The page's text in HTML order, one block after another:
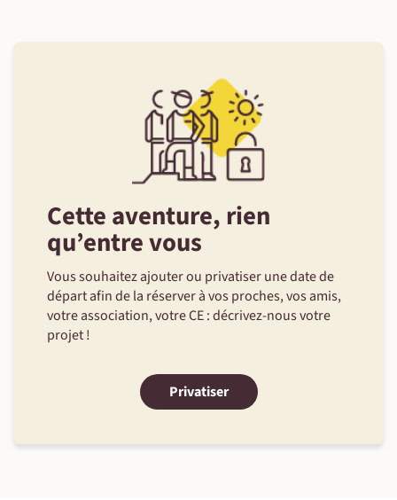
©
Cette aventure, rien
qu’entre vous
Vous souhaitez ajouter ou privatiser une date de
départ afin de la réserver à vos proches, vos amis,
votre association, votre CE : décrivez-nous votre
projet !
Privatiser